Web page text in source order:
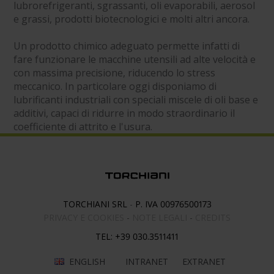
lubrorefrigeranti, sgrassanti, oli evaporabili, aerosol
e grassi, prodotti biotecnologici e molti altri ancora.
Un prodotto chimico adeguato permette infatti di
fare funzionare le macchine utensili ad alte velocità e
con massima precisione, riducendo lo stress
meccanico. In particolare oggi disponiamo di
lubrificanti industriali con speciali miscele di oli base e
additivi, capaci di ridurre in modo straordinario il
coefficiente di attrito e l'usura.
TORCHIANI SRL - P. IVA 00976500173
- -
TEL: +39 030.3511411
ENGLISH INTRANET EXTRANET